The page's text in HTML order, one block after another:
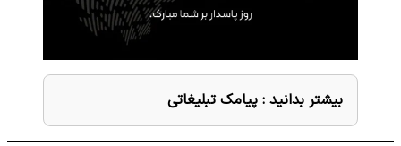
بیشتر بدانید : پیامک تبلیغاتی